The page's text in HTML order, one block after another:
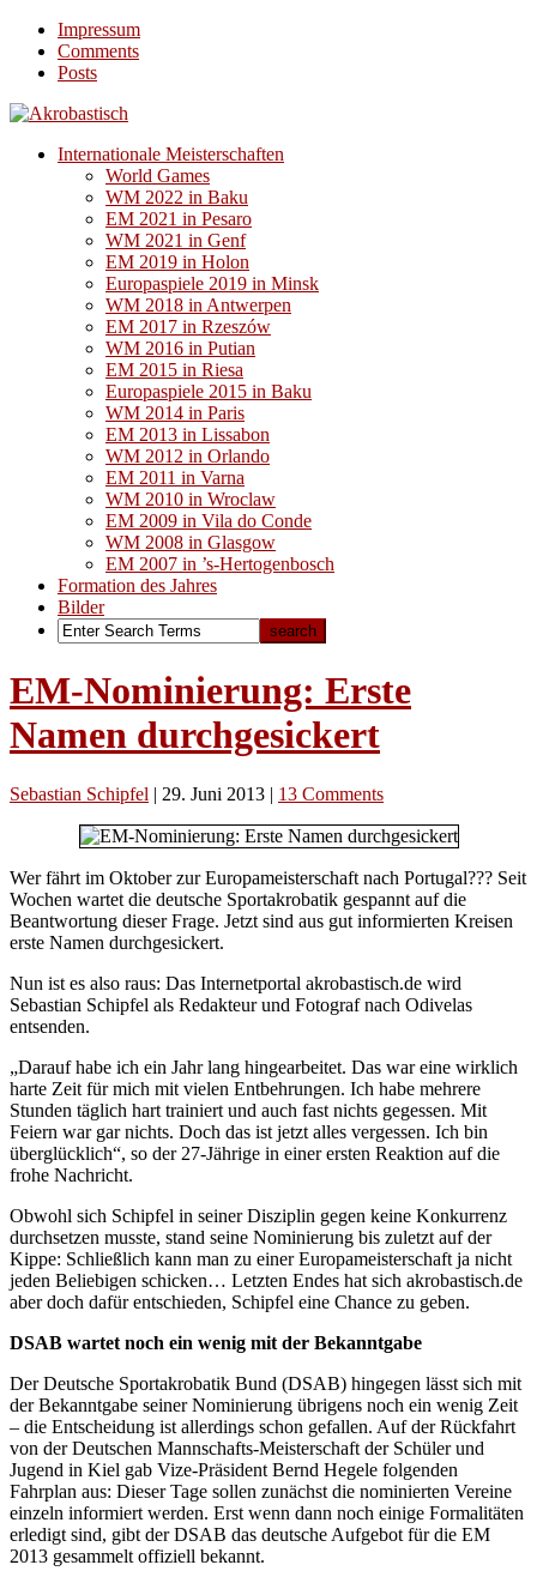
Impressum
Comments
Posts
Internationale Meisterschaften
World Games
WM 2022 in Baku
EM 2021 in Pesaro
WM 2021 in Genf
EM 2019 in Holon
Europaspiele 2019 in Minsk
WM 2018 in Antwerpen
EM 2017 in Rzeszów
WM 2016 in Putian
EM 2015 in Riesa
Europaspiele 2015 in Baku
WM 2014 in Paris
EM 2013 in Lissabon
WM 2012 in Orlando
EM 2011 in Varna
WM 2010 in Wroclaw
EM 2009 in Vila do Conde
WM 2008 in Glasgow
EM 2007 in ’s-Hertogenbosch
Formation des Jahres
Bilder
EM-Nominierung: Erste
Namen durchgesickert
Sebastian Schipfel | 29. Juni 2013 | 13 Comments
Wer fährt im Oktober zur Europameisterschaft nach Portugal??? Seit
Wochen wartet die deutsche Sportakrobatik gespannt auf die
Beantwortung dieser Frage. Jetzt sind aus gut informierten Kreisen
erste Namen durchgesickert.
Nun ist es also raus: Das Internetportal akrobastisch.de wird
Sebastian Schipfel als Redakteur und Fotograf nach Odivelas
entsenden.
„Darauf habe ich ein Jahr lang hingearbeitet. Das war eine wirklich
harte Zeit für mich mit vielen Entbehrungen. Ich habe mehrere
Stunden täglich hart trainiert und auch fast nichts gegessen. Mit
Feiern war gar nichts. Doch das ist jetzt alles vergessen. Ich bin
überglücklich“, so der 27-Jährige in einer ersten Reaktion auf die
frohe Nachricht.
Obwohl sich Schipfel in seiner Disziplin gegen keine Konkurrenz
durchsetzen musste, stand seine Nominierung bis zuletzt auf der
Kippe: Schließlich kann man zu einer Europameisterschaft ja nicht
jeden Beliebigen schicken… Letzten Endes hat sich akrobastisch.de
aber doch dafür entschieden, Schipfel eine Chance zu geben.
DSAB wartet noch ein wenig mit der Bekanntgabe
Der Deutsche Sportakrobatik Bund (DSAB) hingegen lässt sich mit
der Bekanntgabe seiner Nominierung übrigens noch ein wenig Zeit
– die Entscheidung ist allerdings schon gefallen. Auf der Rückfahrt
von der Deutschen Mannschafts-Meisterschaft der Schüler und
Jugend in Kiel gab Vize-Präsident Bernd Hegele folgenden
Fahrplan aus: Dieser Tage sollen zunächst die nominierten Vereine
einzeln informiert werden. Erst wenn dann noch einige Formalitäten
erledigt sind, gibt der DSAB das deutsche Aufgebot für die EM
2013 gesammelt offiziell bekannt.